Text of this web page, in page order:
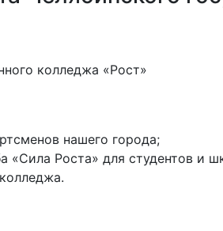
колледжа «Рост»
нашего города;
«Сила Роста» для студентов и